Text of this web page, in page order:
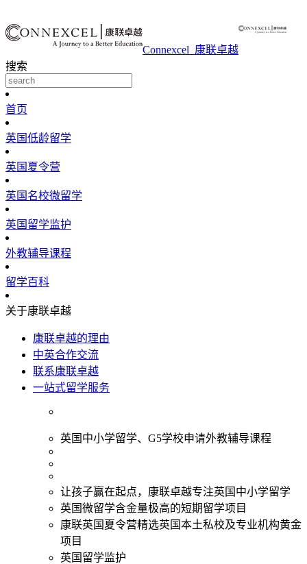
Connexcel_康联卓越
搜索
首页
英国低龄留学
英国夏令营
英国名校微留学
英国留学监护
外教辅导课程
留学百科
关于康联卓越
康联卓越的理由
中英合作交流
联系康联卓越
一站式留学服务
英国中小学留学、G5学校申请外教辅导课程
让孩子赢在起点，康联卓越专注英国中小学留学
英国微留学含金量极高的短期留学项目
康联英国夏令营精选英国本土私校及专业机构黄金
项目
英国留学监护